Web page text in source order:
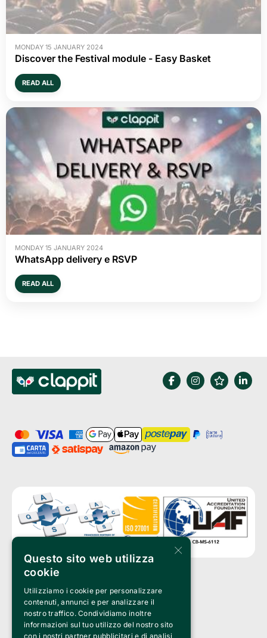
MONDAY 15 JANUARY 2024
Discover the Festival module - Easy Basket
READ ALL
MONDAY 15 JANUARY 2024
WhatsApp delivery e RSVP
READ ALL
Clappit is a trademark of:
Bemils Srl
a Socio Unico
Via Fosse Ardeatine, 4 -20092 Cinisello Balsamo (MI)
PI 05589050961
Iscr. C.C.I.A.A. Milano R.E.A. 1833471
×
Questo sito web utilizza
cookie
Utilizziamo i cookie per personalizzare
contenuti, annunci e per analizzare il
nostro traffico. Condividiamo inoltre
informazioni sul tuo utilizzo del nostro sito
con i nostri partner pubblicitari e di analisi